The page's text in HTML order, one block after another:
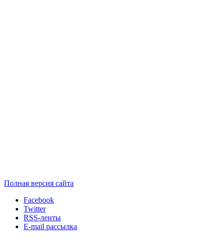
Полная версия сайта
Facebook
Twitter
RSS-ленты
E-mail рассылка